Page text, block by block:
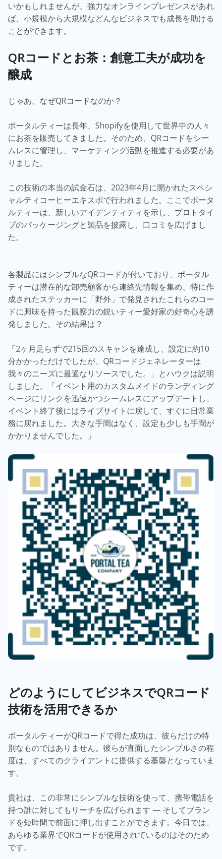
いかもしれませんが、強力なオンラインプレゼンスがあれ
ば、小規模から大規模などんなビジネスでも成長を助ける
ことができます。
QRコードとお茶：創意工夫が成功を
醸成
じゃあ、なぜQRコードなのか？
ポータルティーは長年、Shopifyを使用して世界中の人々
にお茶を販売してきました。そのため、QRコードをシー
ムレスに管理し、マーケティング活動を推進する必要があ
りました。
この技術の本当の試金石は、2023年4月に開かれたスペシ
ャルティコーヒーエキスポで行われました。ここでポータ
ルティーは、新しいアイデンティティを示し、プロトタイ
プのパッケージングと製品を披露し、口コミを広げまし
た。
各製品にはシンプルなQRコードが付いており、ポータル
ティーは潜在的な卸売顧客から連絡先情報を集め、特に作
成されたステッカーに「野外」で発見されたこれらのコー
ドに興味を持った観察力の鋭いティー愛好家の好奇心を誘
発しました。その結果は？
「2ヶ月足らずで215回のスキャンを達成し、設定に約10
分かかっただけでしたが、QRコードジェネレーターは
我々のニーズに最適なリソースでした。」とハウクは説明
しました。「イベント用のカスタムメイドのランディング
ページにリンクを迅速かつシームレスにアップデートし、
イベント終了後にはライブサイトに戻して、すぐに日常業
務に戻れました。大きな手間はなく、設定も少しも手間が
かかりませんでした。」
どのようにしてビジネスでQRコード
技術を活用できるか
ポータルティーがQRコードで得た成功は、彼らだけの特
別なものではありません。彼らが直面したシンプルさの程
度は、すべてのクライアントに提供する基盤となっていま
す。
貴社は、この非常にシンプルな技術を使って、携帯電話を
持つ誰に対してもリーチを広げられます — そしてブラン
ドを短時間で前面に押し出すことができます。今日では、
あらゆる業界でQRコードが使用されているのはそのため
です。